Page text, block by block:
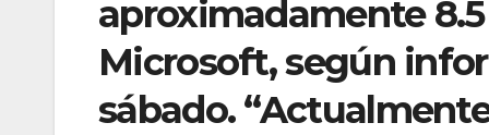
aproximadamente
Microsoft, según
sábado.